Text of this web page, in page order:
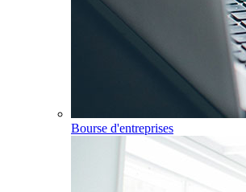
Bourse d'entreprises